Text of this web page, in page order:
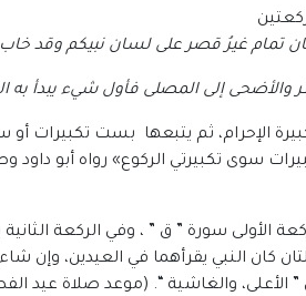
تمام غيرُ قصر على لسان نبيكم وقد
والأضحى إلى المصلى فأول شيء يبدأ به
الإحرام، ثم يتبعها بست
الأولى سورة ” ق ” ، وفي الركعة
كان النبي يقرأهما في العيدين، وإن
“. (موعد صلاة عيد الفطر 2022 في مدينة بولو |